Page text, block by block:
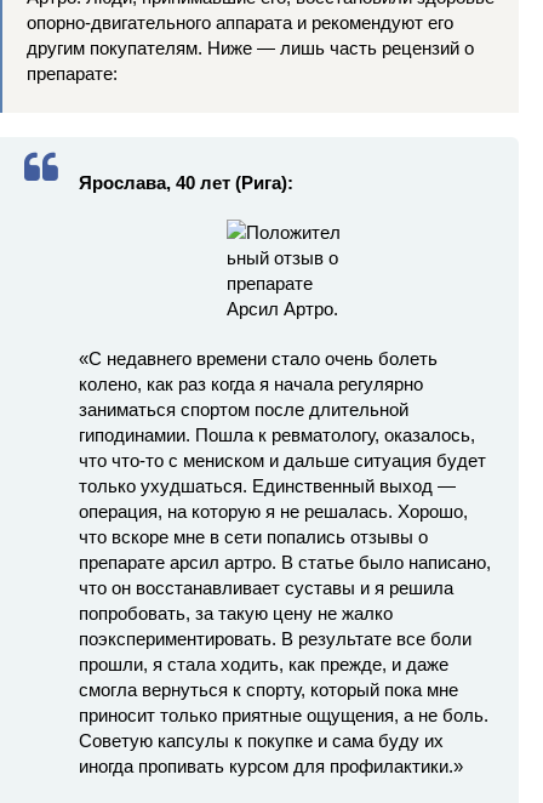
опорно-двигательного аппарата и рекомендуют его
другим покупателям. Ниже — лишь часть рецензий о
препарате:
Ярослава, 40 лет (Рига):
«С недавнего времени стало очень болеть
колено, как раз когда я начала регулярно
заниматься спортом после длительной
гиподинамии. Пошла к ревматологу, оказалось,
что что-то с мениском и дальше ситуация будет
только ухудшаться. Единственный выход —
операция, на которую я не решалась. Хорошо,
что вскоре мне в сети попались отзывы о
препарате арсил артро. В статье было написано,
что он восстанавливает суставы и я решила
попробовать, за такую цену не жалко
поэкспериментировать. В результате все боли
прошли, я стала ходить, как прежде, и даже
смогла вернуться к спорту, который пока мне
приносит только приятные ощущения, а не боль.
Советую капсулы к покупке и сама буду их
иногда пропивать курсом для профилактики.»